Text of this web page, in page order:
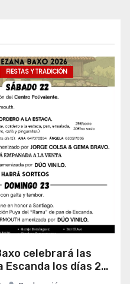
FIESTAS Y TRADICIÓN
celebrará las
Escanda los días 22